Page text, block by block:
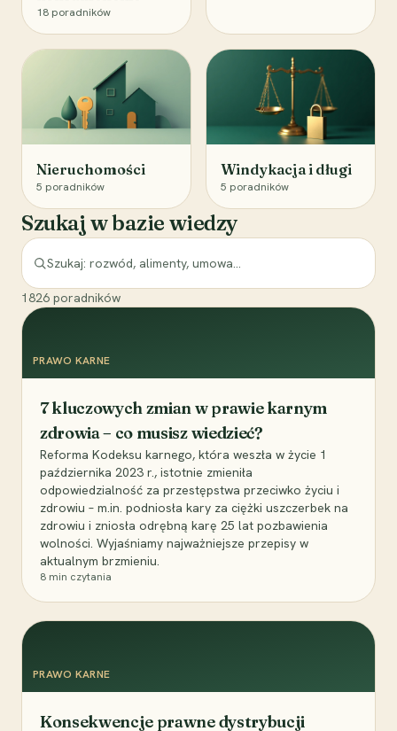
18 poradników
Nieruchomości
5 poradników
Windykacja i długi
5 poradników
Szukaj w bazie wiedzy
1826 poradników
PRAWO KARNE
7 kluczowych zmian w prawie karnym
zdrowia – co musisz wiedzieć?
Reforma Kodeksu karnego, która weszła w życie 1
października 2023 r., istotnie zmieniła
odpowiedzialność za przestępstwa przeciwko życiu i
zdrowiu – m.in. podniosła kary za ciężki uszczerbek na
zdrowiu i zniosła odrębną karę 25 lat pozbawienia
wolności. Wyjaśniamy najważniejsze przepisy w
aktualnym brzmieniu.
8 min czytania
PRAWO KARNE
Konsekwencje prawne dystrybucji